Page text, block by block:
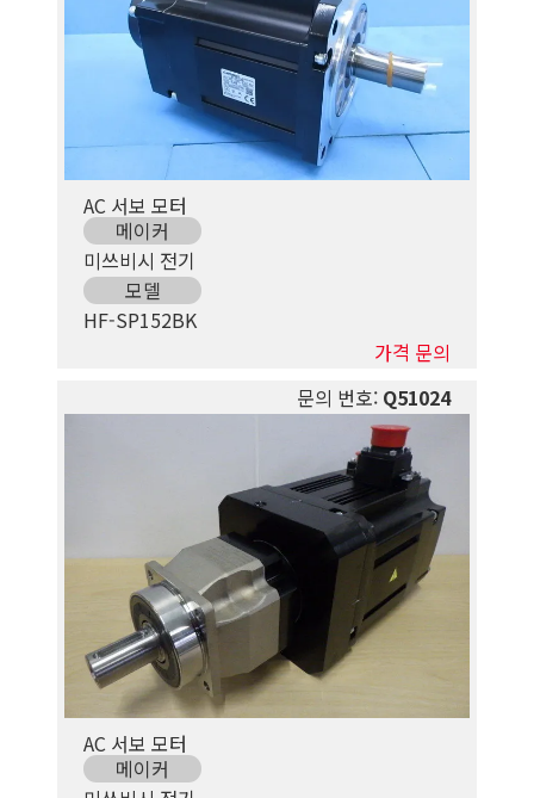
AC 서보 모터
메이커
미쓰비시 전기
모델
HF-SP152BK
가격 문의
문의 번호:Q51024
AC 서보 모터
메이커